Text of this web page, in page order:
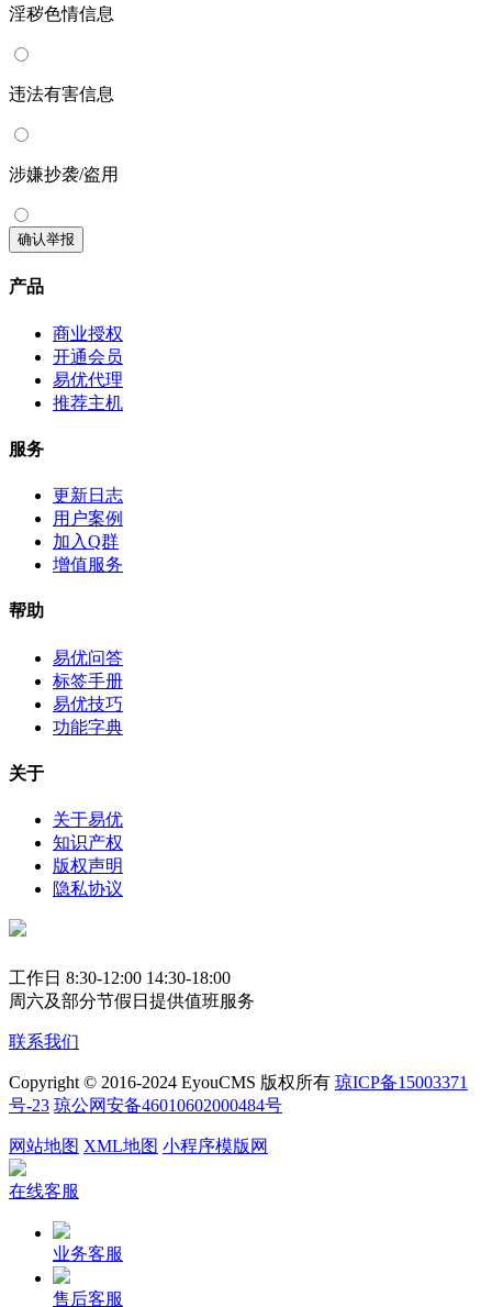
淫秽色情信息
违法有害信息
涉嫌抄袭/盗用
确认举报
产品
商业授权
开通会员
易优代理
推荐主机
服务
更新日志
用户案例
加入Q群
增值服务
帮助
易优问答
标签手册
易优技巧
功能字典
关于
关于易优
知识产权
版权声明
隐私协议
工作日 8:30-12:00 14:30-18:00
周六及部分节假日提供值班服务
联系我们
Copyright © 2016-2024 EyouCMS 版权所有 琼ICP备15003371
号-23 琼公网安备46010602000484号
网站地图 XML地图 小程序模版网
在线客服
业务客服
售后客服